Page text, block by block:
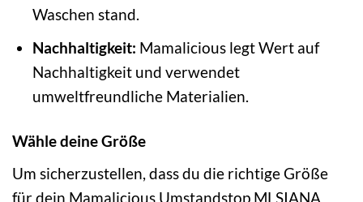
Waschen stand.
Nachhaltigkeit: Mamalicious legt Wert auf
Nachhaltigkeit und verwendet
umweltfreundliche Materialien.
Wähle deine Größe
Um sicherzustellen, dass du die richtige Größe
für dein Mamalicious Umstandstop MLSIANA